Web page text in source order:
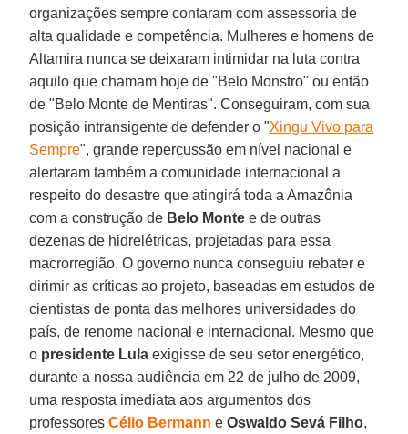
organizações sempre contaram com assessoria de
alta qualidade e competência. Mulheres e homens de
Altamira nunca se deixaram intimidar na luta contra
aquilo que chamam hoje de "Belo Monstro" ou então
de "Belo Monte de Mentiras". Conseguiram, com sua
posição intransigente de defender o "Xingu Vivo para
Sempre", grande repercussão em nível nacional e
alertaram também a comunidade internacional a
respeito do desastre que atingirá toda a Amazônia
com a construção de Belo Monte e de outras
dezenas de hidrelétricas, projetadas para essa
macrorregião. O governo nunca conseguiu rebater e
dirimir as críticas ao projeto, baseadas em estudos de
cientistas de ponta das melhores universidades do
país, de renome nacional e internacional. Mesmo que
o presidente Lula exigisse de seu setor energético,
durante a nossa audiência em 22 de julho de 2009,
uma resposta imediata aos argumentos dos
professoresCélio Bermann eOswaldo Sevá Filho,